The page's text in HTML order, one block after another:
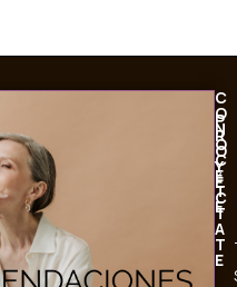
C
O
N
Ó
C
E
T
E
P
R
O
Y
É
C
T
A
T
E